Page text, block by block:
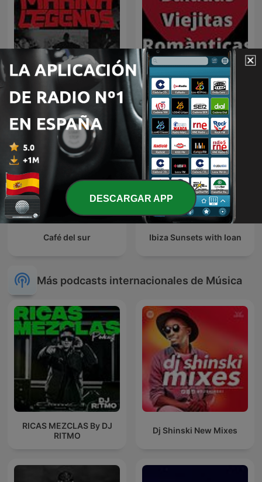
MAKINA LEGENDS (FLAIX
Radio Baladas Viejitas
Románticas
Café del sur Ibiza Sunsets with Ioan
Más podcasts internacionales de Música
RICAS MEZCLAS By DJ
RITMO
Dj Shinski New Mixes
DESCARGAR APP